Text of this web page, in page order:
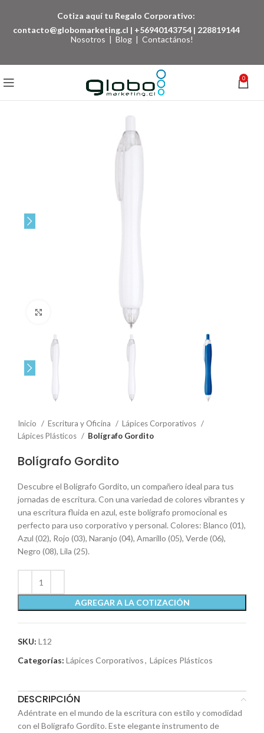
Cotiza aquí tu Regalo Corporativo:
contacto@globomarketing.cl | +56940143754 | 228819144
Nosotros | Blog | Contactános!
0
Inicio Escritura y Oficina
Lápices Corporativos
Lápices Plásticos
Bolígrafo Gordito
Bolígrafo Gordito
Descubre el Bolígrafo Gordito, un compañero ideal para tus
jornadas de escritura. Con una variedad de colores vibrantes y
una escritura fluida en azul, este bolígrafo promocional es
perfecto para uso corporativo y personal. Colores: Blanco (01),
Azul (02), Rojo (03), Naranjo (04), Amarillo (05), Verde (06),
Negro (08), Lila (25).
AGREGAR A LA COTIZACIÓN
SKU: L12
Categorías: Lápices Corporativos, Lápices Plásticos
DESCRIPCIÓN
Adéntrate en el mundo de la escritura con estilo y comodidad
con el Bolígrafo Gordito. Este elegante instrumento de